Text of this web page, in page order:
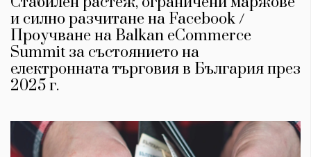
и силно разчитане на Facebook /
Проучване на Balkan eCommerce
Summit за състоянието на
електронната търговия в България през
2025 г.